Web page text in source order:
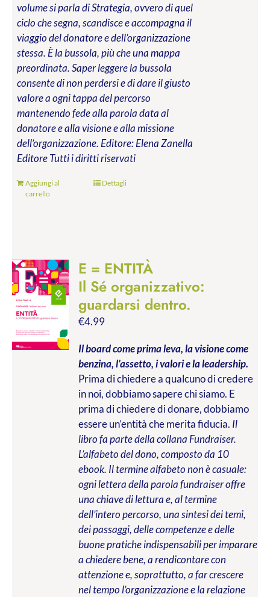
volume si parla di Strategia, ovvero di quel
ciclo che segna, scandisce e accompagna il
viaggio del donatore e dell’organizzazione
stessa. È la bussola, più che una mappa
preordinata. Saper leggere la bussola
consente di non perdersi e di dare il giusto
valore a ogni tappa del percorso
mantenendo fede alla parola data al
donatore e alla visione e alla missione
dell’organizzazione. Editore: Elena Zanella
EditoreTutti i diritti riservati
Aggiungi al
carrello
Dettagli
E = ENTITÀ
Il Sé organizzativo:
guardarsi dentro.
€4.99
Il board come prima leva, la visione come
benzina, l’assetto, i valori e la leadership.
Prima di chiedere a qualcuno di credere
in noi, dobbiamo sapere chi siamo. E
prima di chiedere di donare, dobbiamo
essere un’entità che merita fiducia. Il
libro fa parte della collana Fundraiser.
L’alfabeto del dono, composto da 10
ebook. Il termine alfabeto non è casuale:
ogni lettera della parola fundraiser offre
una chiave di lettura e, al termine
dell’intero percorso, una sintesi dei temi,
dei passaggi, delle competenze e delle
buone pratiche indispensabili per imparare
a chiedere bene, a rendicontare con
attenzione e, soprattutto, a far crescere
nel tempo l’organizzazione e la relazione